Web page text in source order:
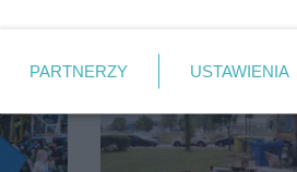
–
Remont, nowe
nagłośnienie, a przed
wejściem stanie
QEMETICA ARENA
PARTNERZY USTAWIENIA